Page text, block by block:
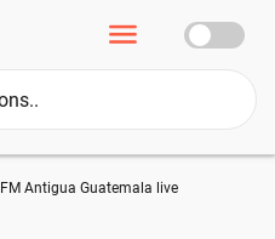
Antigua Guatemala live